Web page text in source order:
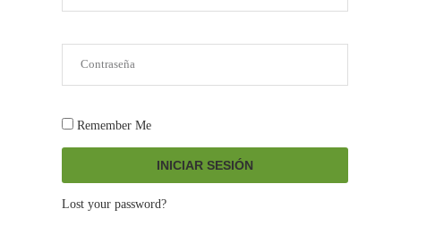
Remember Me
INICIAR SESIÓN
Lost your password?